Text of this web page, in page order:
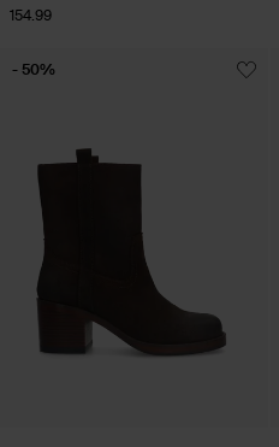
154.99
- 50%